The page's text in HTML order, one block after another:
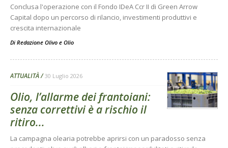
Conclusa l'operazione con il Fondo IDeA Ccr II di Green Arrow
Capital dopo un percorso di rilancio, investimenti produttivi e
crescita internazionale
Di Redazione Olivo e Olio
ATTUALITÀ 30 Luglio 2026
Olio, l’allarme dei frantoiani:
senza correttivi è a rischio il
ritiro...
La campagna olearia potrebbe aprirsi con un paradosso senza